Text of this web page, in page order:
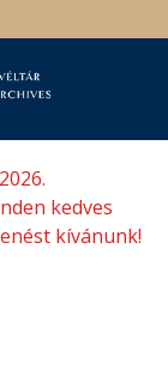
kedves
kívánunk!